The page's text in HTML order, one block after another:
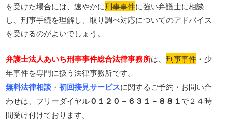
を受けた場合には、速やかに刑事事件に強い弁護士に相談
し、刑事手続を理解し、取り調べ対応についてのアドバイス
を受けるのがよいでしょう。
弁護士法人あいち刑事事件総合法律事務所は、刑事事件 ・少
年事件を専門に扱う法律事務所です。
無料法律相談 ・初回接見サービスに関するご予約・お問い合
わせは、フリーダイヤル０１２０－６３１－８８１で２４時
間受け付けております。